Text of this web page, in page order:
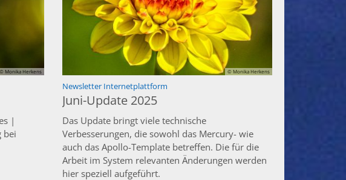
© Monika Herkens
|
bei
© Monika Herkens
Newsletter Internetplattform
Juni-Update 2025
Das Update bringt viele technische
Verbesserungen, die sowohl das Mercury- wie
auch das Apollo-Template betreffen. Die für die
Arbeit im System relevanten Änderungen werden
hier speziell aufgeführt.